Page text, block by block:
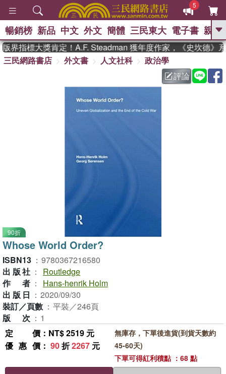
5
GO
熱搜： 東野圭吾 、 高希均教授回憶錄
父親節 、 如果歷
暑期推薦 、 國際布克
登輝時代
偉大的迷走神經
暢銷榜 新品 中文 外文 簡體 三民東大 電子書 親子
界指標大獎肯定！A.F. Steadman 獲年度作家，《史坎德》系
三民網路書店
外文書 人文社科
政治學
評論
90折
Whose World Order?
ISBN13 ： 9780367216580
出版社 ：
Routledge
作者 ：
Hans-henrik Holm
出版日 ： 2020/09/30
裝訂／頁數 ： 平裝／246頁
版次 ： 1
定價 ：NT$ 2519 元
優惠價 ： 90折2267 元
無庫存，下單後進貨(到貨天數約
45-60天)
下單可得紅利積點 ：68 點